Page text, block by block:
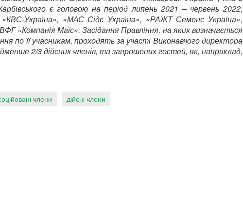
є головою на період липень 2021 – червень 2022,
Україна», «МАС Сідс Україна», «РАЖТ Семенс Україна»,
«Компанія Маїс». Засідання Правління, на яких визначається
по її учасникам, проходять за участі Виконавчого директора
2/3 дійсних членів, та запрошених гостей, як, наприклад,
члени дійсні члени